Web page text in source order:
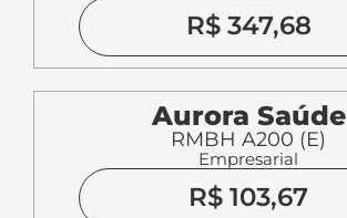
R$ 347,68
Aurora Saúde
RMBH A200 (E)
Empresarial
R$ 103,67